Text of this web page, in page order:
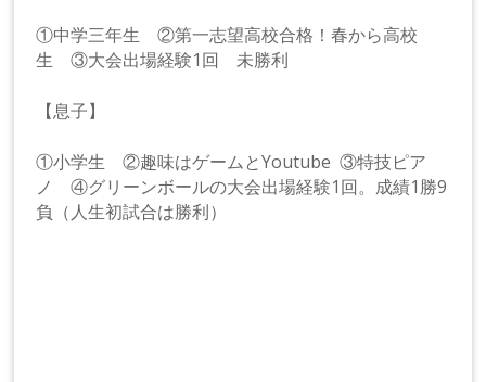
①中学三年生 ②第一志望高校合格！春から高校
生 ③大会出場経験1回 未勝利
【息子】
①小学生 ②趣味はゲームとYoutube ③特技ピア
ノ ④グリーンボールの大会出場経験1回。成績1勝9
負（人生初試合は勝利）